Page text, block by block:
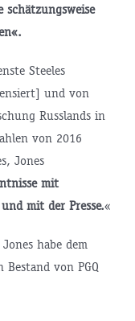
schätzungsweise
Steeles
und von
Russlands in
von 2016
Jones
mit
mit der Presse.«
habe dem
von PGQ